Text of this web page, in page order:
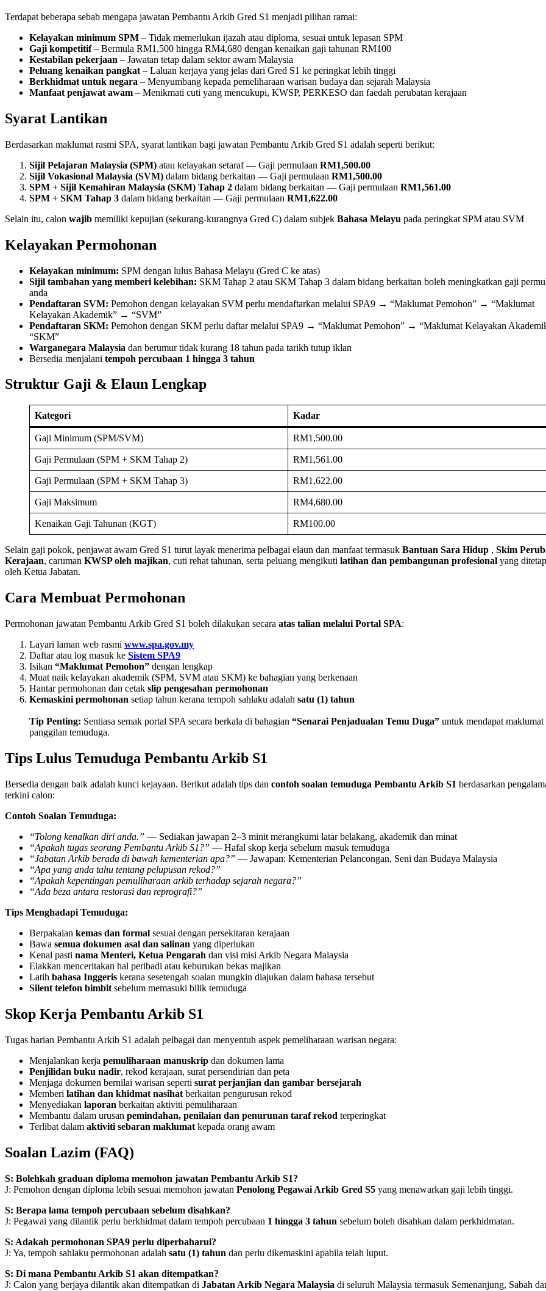
Terdapat beberapa sebab mengapa jawatan Pembantu Arkib Gred S1 menjadi pilihan ramai:
Kelayakan minimum SPM – Tidak memerlukan ijazah atau diploma, sesuai untuk lepasan SPM
Gaji kompetitif– Bermula RM1,500 hingga RM4,680 dengan kenaikan gaji tahunan RM100
Kestabilan pekerjaan – Jawatan tetap dalam sektor awam Malaysia
Peluang kenaikan pangkat – Laluan kerjaya yang jelas dari Gred S1 ke peringkat lebih tinggi
Berkhidmat untuk negara – Menyumbang kepada pemeliharaan warisan budaya dan sejarah Malaysia
Manfaat penjawat awam – Menikmati cuti yang mencukupi, KWSP, PERKESO dan faedah perubatan kerajaan
Syarat Lantikan
Berdasarkan maklumat rasmi SPA, syarat lantikan bagi jawatan Pembantu Arkib Gred S1 adalah seperti berikut:
Sijil Pelajaran Malaysia (SPM) atau kelayakan setaraf — Gaji permulaan RM1,500.00
Sijil Vokasional Malaysia (SVM) dalam bidang berkaitan — Gaji permulaan RM1,500.00
SPM + Sijil Kemahiran Malaysia (SKM) Tahap 2 dalam bidang berkaitan — Gaji permulaan RM1,561.00
SPM + SKM Tahap 3 dalam bidang berkaitan — Gaji permulaan RM1,622.00
Selain itu, calon wajib memiliki kepujian (sekurang-kurangnya Gred C) dalam subjek Bahasa Melayu pada peringkat SPM atau SVM
Kelayakan Permohonan
Kelayakan minimum: SPM dengan lulus Bahasa Melayu (Gred C ke atas)
Sijil tambahan yang memberi kelebihan: SKM Tahap 2 atau SKM Tahap 3 dalam bidang berkaitan boleh meningkatkan gaji
anda
Pendaftaran SVM: Pemohon dengan kelayakan SVM perlu mendaftarkan melalui SPA9 → “Maklumat Pemohon” → “Maklumat
Kelayakan Akademik” → “SVM”
Pendaftaran SKM: Pemohon dengan SKM perlu daftar melalui SPA9 → “Maklumat Pemohon” → “Maklumat Kelayakan
“SKM”
Warganegara Malaysia dan berumur tidak kurang 18 tahun pada tarikh tutup iklan
Bersedia menjalani tempoh percubaan 1 hingga 3 tahun
Struktur Gaji & Elaun Lengkap
Kategori Kadar
Gaji Minimum (SPM/SVM) RM1,500.00
Gaji Permulaan (SPM + SKM Tahap 2) RM1,561.00
Gaji Permulaan (SPM + SKM Tahap 3) RM1,622.00
Gaji Maksimum RM4,680.00
Kenaikan Gaji Tahunan (KGT) RM100.00
Selain gaji pokok, penjawat awam Gred S1 turut layak menerima pelbagai elaun dan manfaat termasuk Bantuan Sara Hidup , Skim
Kerajaan, caruman KWSP oleh majikan, cuti rehat tahunan, serta peluang mengikuti latihan dan pembangunan profesional yang
oleh Ketua Jabatan.
Cara Membuat Permohonan
Permohonan jawatan Pembantu Arkib Gred S1 boleh dilakukan secara atas talian melalui Portal SPA:
Layari laman web rasmi www.spa.gov.my
Daftar atau log masuk ke Sistem SPA9
Isikan “Maklumat Pemohon” dengan lengkap
Muat naik kelayakan akademik (SPM, SVM atau SKM) ke bahagian yang berkenaan
Hantar permohonan dan cetak slip pengesahan permohonan
Kemaskini permohonan setiap tahun kerana tempoh sahlaku adalah satu (1) tahun
Tip Penting: Sentiasa semak portal SPA secara berkala di bahagian “Senarai Penjadualan Temu Duga” untuk mendapat
panggilan temuduga.
Tips Lulus Temuduga Pembantu Arkib S1
Bersedia dengan baik adalah kunci kejayaan. Berikut adalah tips dan contoh soalan temuduga Pembantu Arkib S1 berdasarkan
terkini calon:
Contoh Soalan Temuduga:
“Tolong kenalkan diri anda.” — Sediakan jawapan 2–3 minit merangkumi latar belakang, akademik dan minat
“Apakah tugas seorang Pembantu Arkib S1?” — Hafal skop kerja sebelum masuk temuduga
“Jabatan Arkib berada di bawah kementerian apa?” — Jawapan: Kementerian Pelancongan, Seni dan Budaya Malaysia
“Apa yang anda tahu tentang pelupusan rekod?”
“Apakah kepentingan pemuliharaan arkib terhadap sejarah negara?”
“Ada beza antara restorasi dan reprografi?”
Tips Menghadapi Temuduga:
Berpakaian kemas dan formal sesuai dengan persekitaran kerajaan
Bawa semua dokumen asal dan salinan yang diperlukan
Kenal pasti nama Menteri, Ketua Pengarah dan visi misi Arkib Negara Malaysia
Elakkan menceritakan hal peribadi atau keburukan bekas majikan
Latih bahasa Inggeris kerana sesetengah soalan mungkin diajukan dalam bahasa tersebut
Silent telefon bimbit sebelum memasuki bilik temuduga
Skop Kerja Pembantu Arkib S1
Tugas harian Pembantu Arkib S1 adalah pelbagai dan menyentuh aspek pemeliharaan warisan negara:
Menjalankan kerja pemuliharaan manuskrip dan dokumen lama
Penjilidan buku nadir, rekod kerajaan, surat persendirian dan peta
Menjaga dokumen bernilai warisan seperti surat perjanjian dan gambar bersejarah
Memberi latihan dan khidmat nasihat berkaitan pengurusan rekod
Menyediakan laporan berkaitan aktiviti pemuliharaan
Membantu dalam urusan pemindahan, penilaian dan penurunan taraf rekod terperingkat
Terlibat dalam aktiviti sebaran maklumat kepada orang awam
Soalan Lazim (FAQ)
S: Bolehkah graduan diploma memohon jawatan Pembantu Arkib S1?
J: Pemohon dengan diploma lebih sesuai memohon jawatan Penolong Pegawai Arkib Gred S5 yang menawarkan gaji lebih tinggi.
S: Berapa lama tempoh percubaan sebelum disahkan?
J: Pegawai yang dilantik perlu berkhidmat dalam tempoh percubaan 1 hingga 3 tahun sebelum boleh disahkan dalam perkhidmatan.
S: Adakah permohonan SPA9 perlu diperbaharui?
J: Ya, tempoh sahlaku permohonan adalah satu (1) tahun dan perlu dikemaskini apabila telah luput.
S: Di mana Pembantu Arkib S1 akan ditempatkan?
J: Calon yang berjaya dilantik akan ditempatkan di Jabatan Arkib Negara Malaysia di seluruh Malaysia termasuk Semenanjung, Sabah